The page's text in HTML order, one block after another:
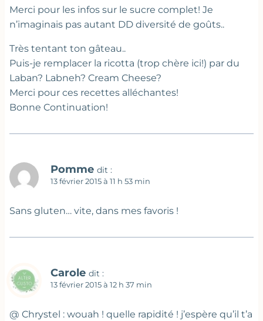
Merci pour les infos sur le sucre complet! Je
n’imaginais pas autant DD diversité de goûts..
Très tentant ton gâteau..
Puis-je remplacer la ricotta (trop chère ici!) par du
Laban? Labneh? Cream Cheese?
Merci pour ces recettes alléchantes!
Bonne Continuation!
Pomme dit :
13 février 2015 à 11 h 53 min
Sans gluten… vite, dans mes favoris !
Carole dit :
13 février 2015 à 12 h 37 min
@ Chrystel : wouah ! quelle rapidité ! j’espère qu’il t’a